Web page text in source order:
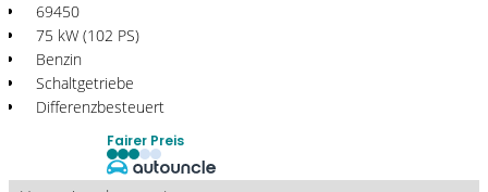
69450
75 kW (102 PS)
Benzin
Schaltgetriebe
Differenzbesteuert
Fairer Preis